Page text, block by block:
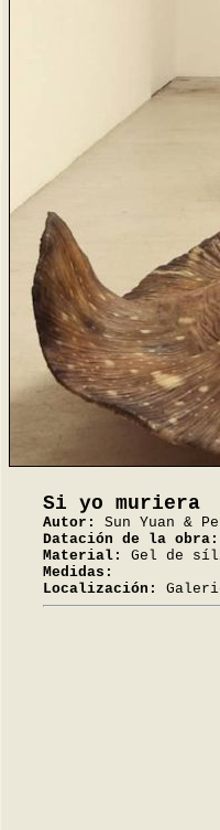
Si yo muriera
Autor:
Sun Yuan &
Datación de la obra:
Material:
Gel de
Medidas:
Localización: